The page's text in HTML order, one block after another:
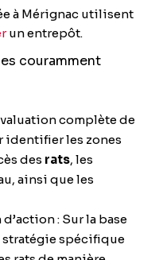
à Mérignac utilisent
un entrepôt.
couramment
complète de
identifier les zones
des rats, les
ainsi que les
: Sur la base
spécifique